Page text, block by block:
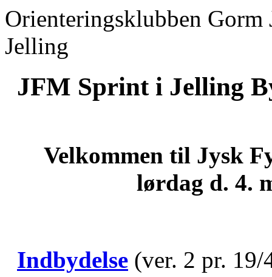
Orienteringsklubben
Jelling
JFM Sprint i Jelling
Velkommen til Jysk
lørdag d. 4.
Indbydelse (ver. 2 pr. 19/